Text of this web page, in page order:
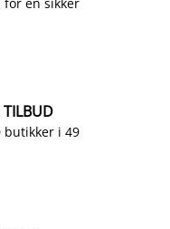
butikker i 49